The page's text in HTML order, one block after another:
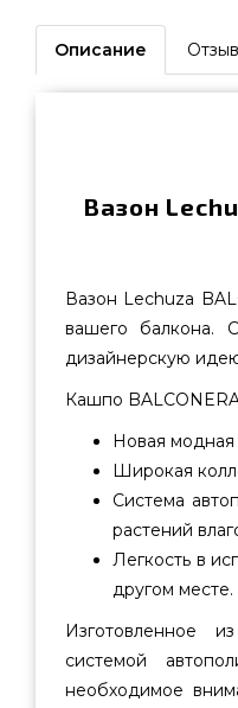
Описание
Вазон
Вазон Lechuza
вашего балкона.
дизайнерскую
Кашпо
Новая модная
Широкая
Система
растений
Легкость в
другом месте.
Изготовленное
системой
необходимое